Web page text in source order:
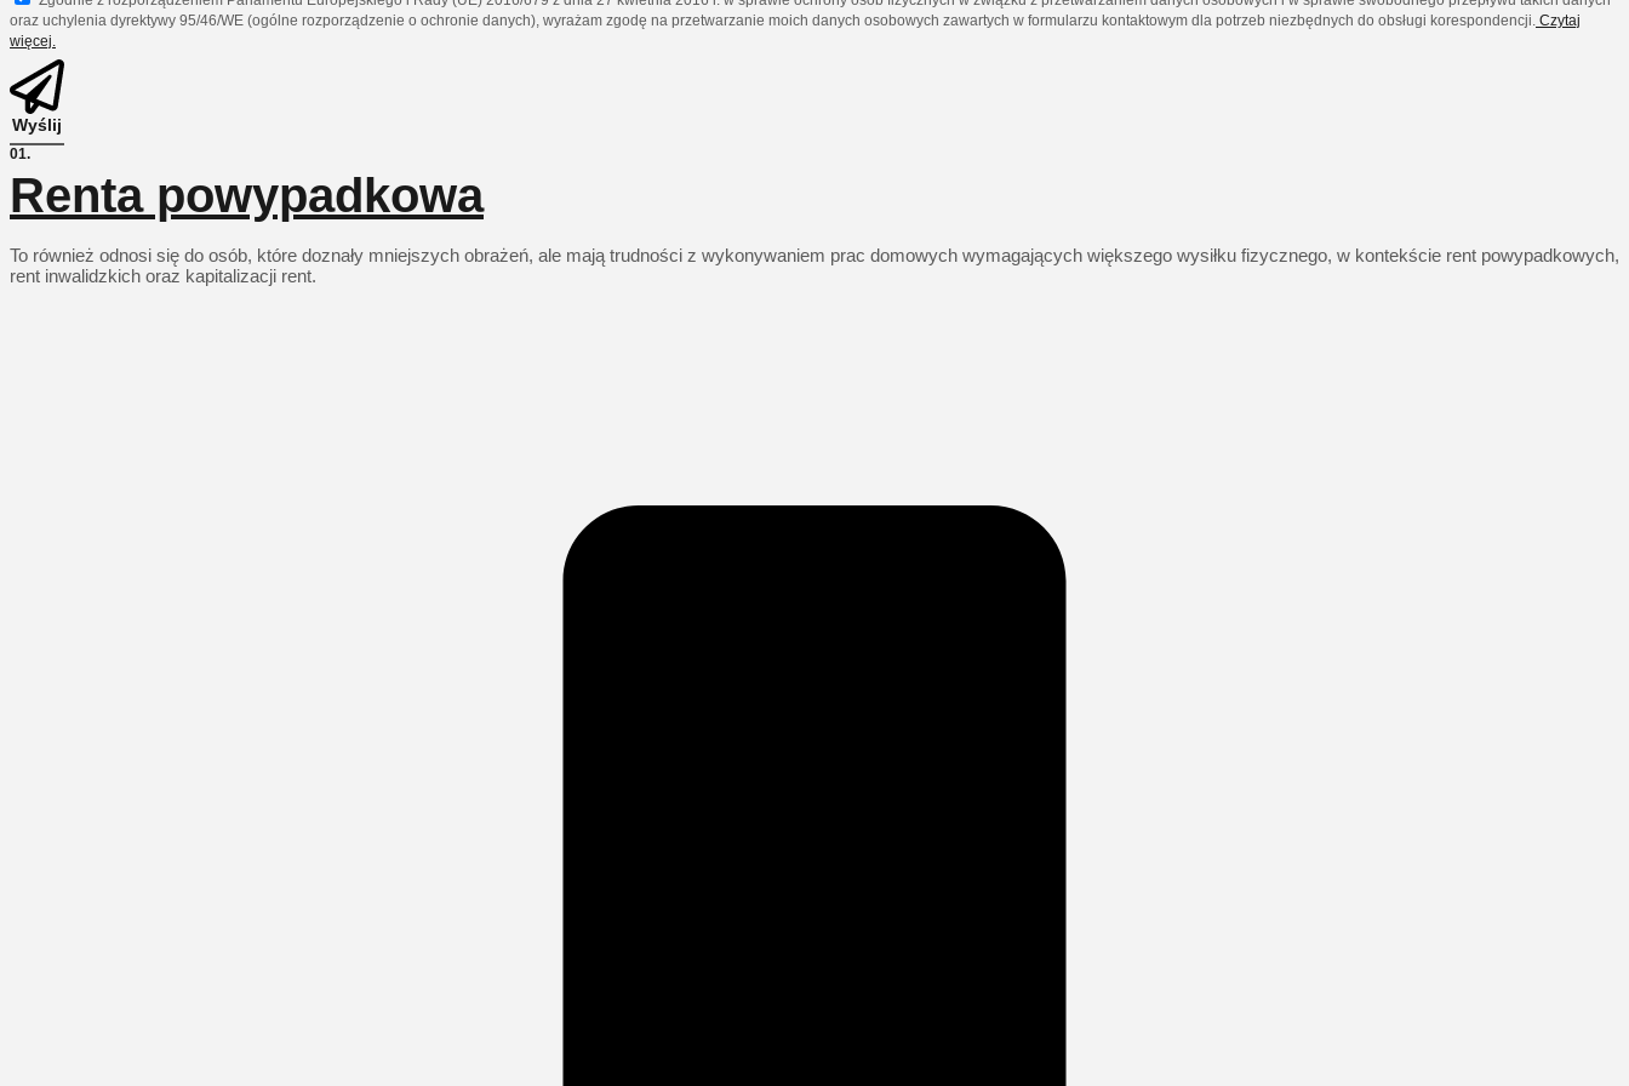
oraz uchylenia dyrektywy 95/46/WE (ogólne rozporządzenie o ochronie danych), wyrażam zgodę na przetwarzanie moich danych osobowych zawartych w formularzu kontaktowym dla potrzeb niezbędnych do obsługi korespondencji. Czytaj
więcej.
Wyślij
01.
Renta powypadkowa
To również odnosi się do osób, które doznały mniejszych obrażeń, ale mają trudności z wykonywaniem prac domowych wymagających większego wysiłku fizycznego, w kontekście rent powypadkowych,
rent inwalidzkich oraz kapitalizacji rent.